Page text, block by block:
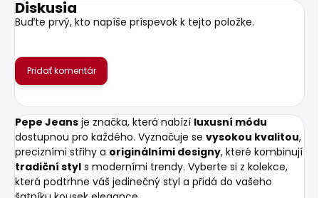
Diskusia
Buďte prvý, kto napíše príspevok k tejto položke.
Pridať komentár
Pepe Jeans je značka, která nabízí luxusní módu
dostupnou pro každého. Vyznačuje se vysokou kvalitou,
precizními střihy a originálními designy, které kombinují
tradiční styl s moderními trendy. Vyberte si z kolekce,
která podtrhne váš jedinečný styl a přidá do vašeho